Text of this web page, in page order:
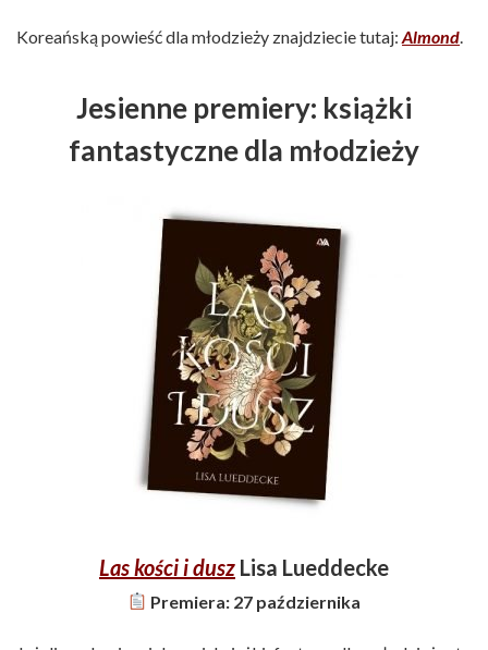
Koreańską powieść dla młodzieży znajdziecie tutaj: Almond
Jesienne premiery: książki
fantastyczne dla młodzieży
Las kości i dusz Lisa Lueddecke
Premiera: 27 października